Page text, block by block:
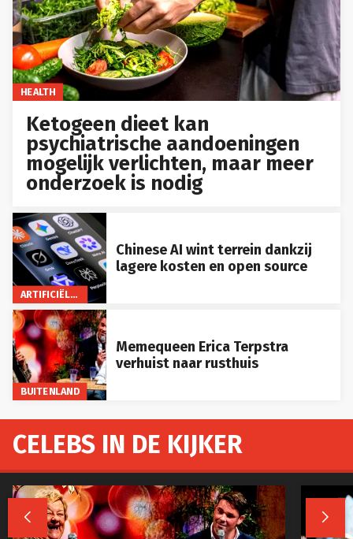
HEALTH
Ketogeen dieet kan
psychiatrische aandoeningen
mogelijk verlichten, maar meer
onderzoek is nodig
ARTIFICIËLE INTELLIGENTIE
Chinese AI wint terrein dankzij
lagere kosten en open source
BUITENLAND
Memequeen Erica Terpstra
verhuist naar rusthuis
CELEBS IN DE KIJKER
 